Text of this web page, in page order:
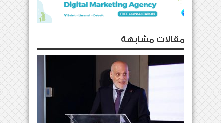
مقالات مشابهة